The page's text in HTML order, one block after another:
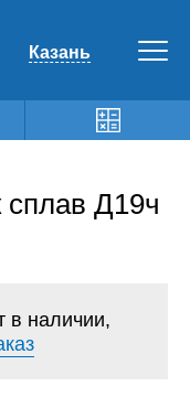
Казань
Д19ч
в наличии,